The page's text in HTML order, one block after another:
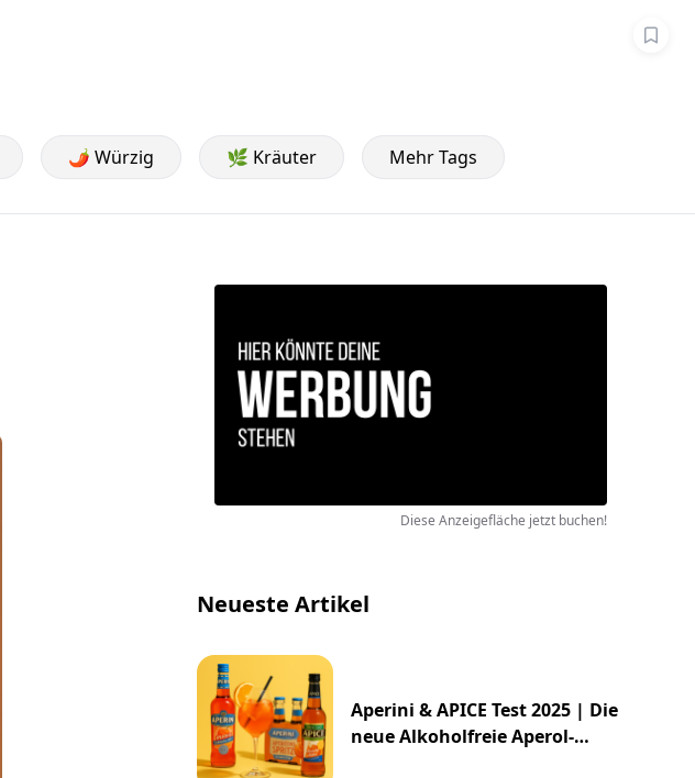
🌶️ Würzig 🌿 Kräuter Mehr Tags
Diese Anzeigefläche jetzt buchen!
Neueste Artikel
Aperini & APICE Test 2025 | Die
neue Alkoholfreie Aperol-